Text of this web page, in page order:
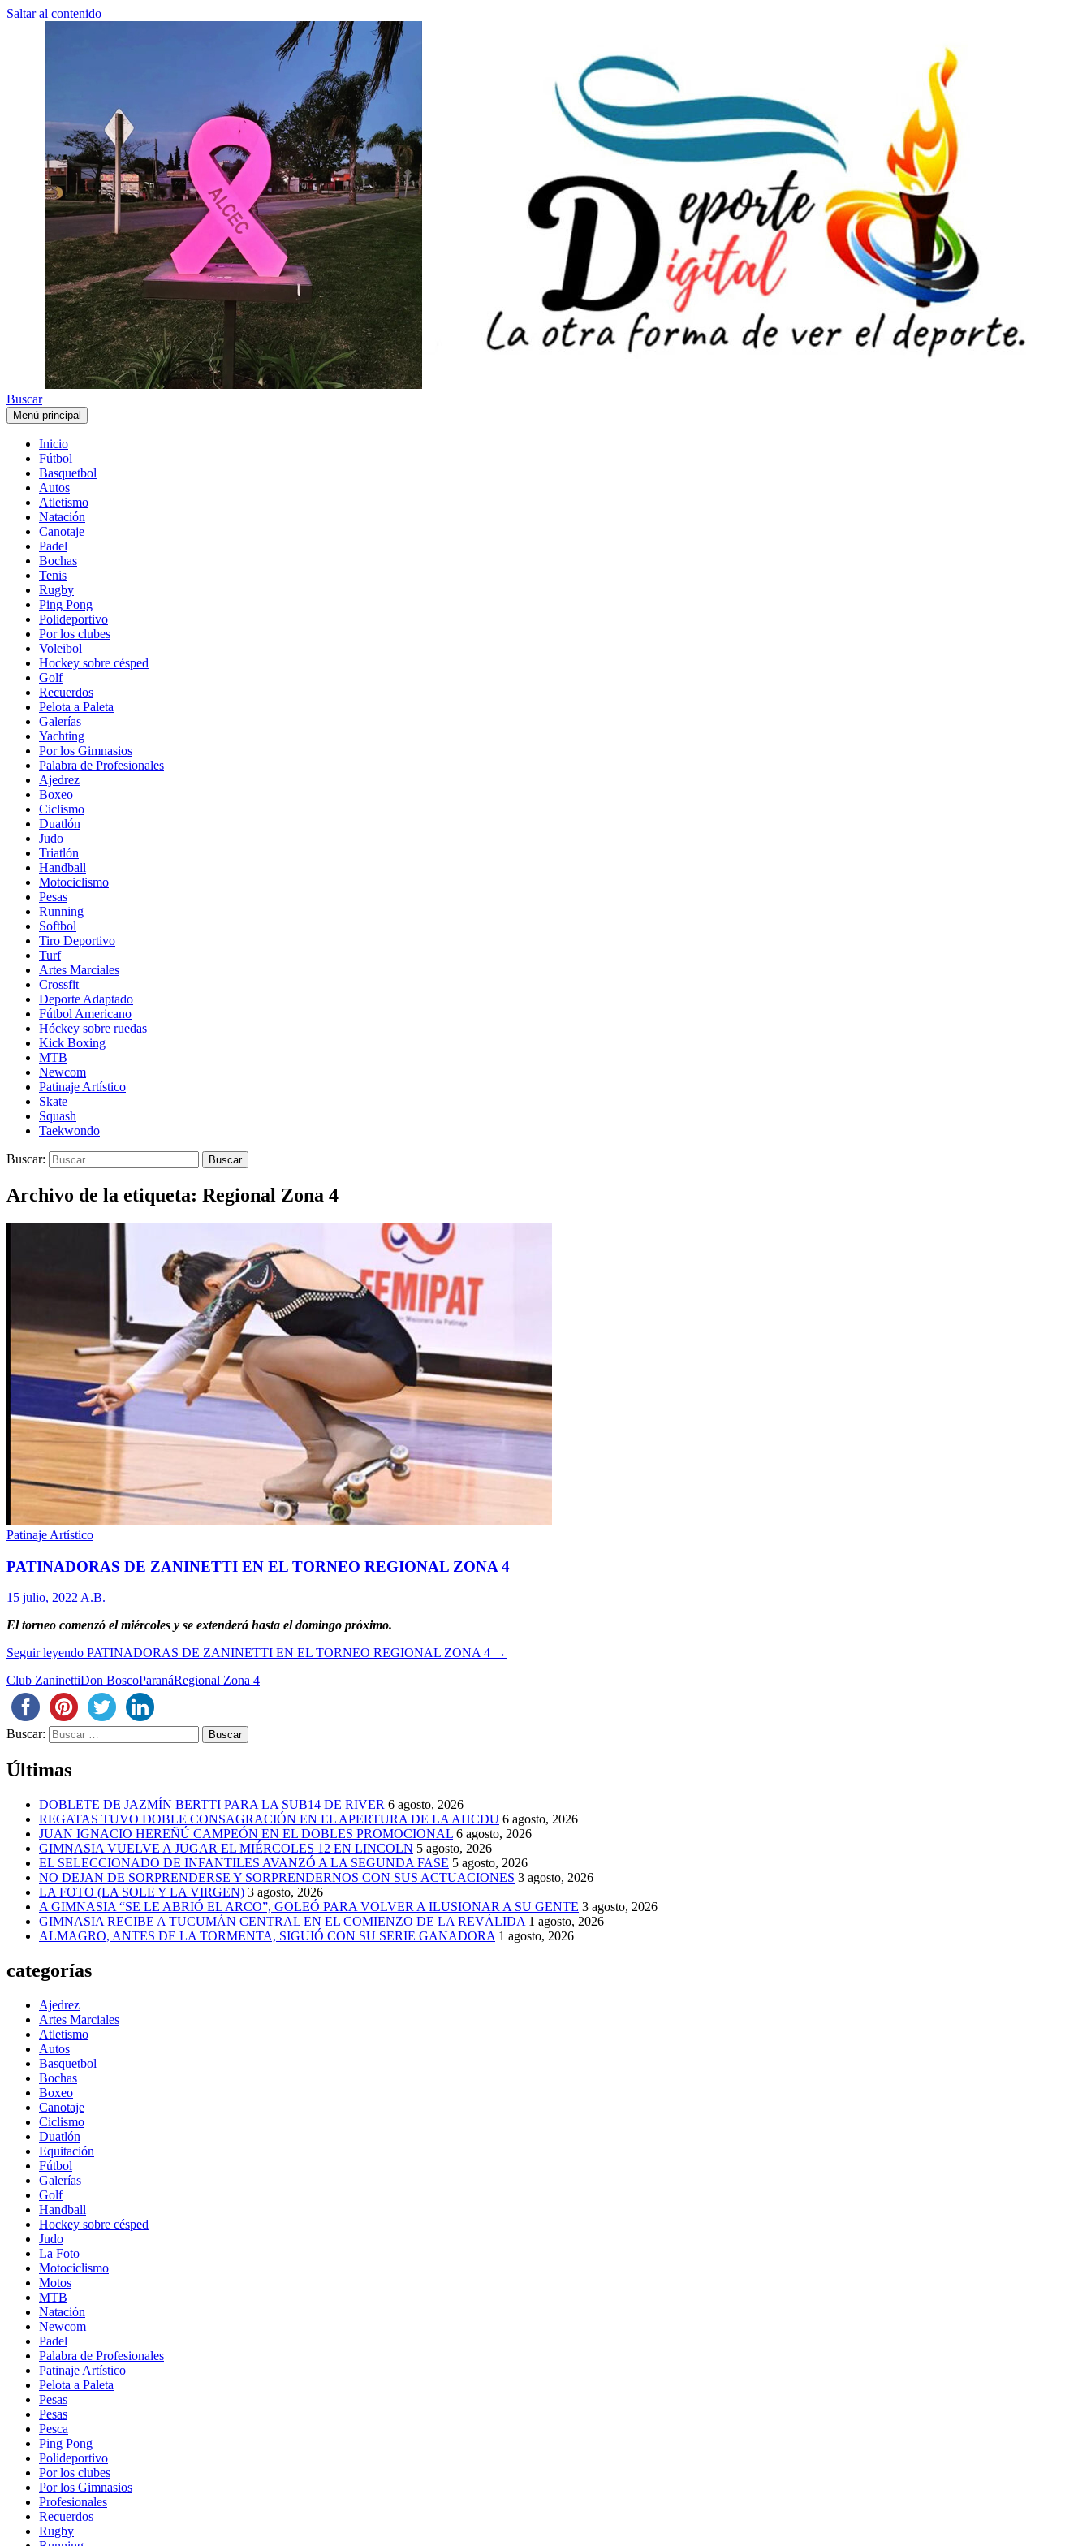
Saltar al contenido
Buscar
Menú principal
Inicio
Fútbol
Basquetbol
Autos
Atletismo
Natación
Canotaje
Padel
Bochas
Tenis
Rugby
Ping Pong
Polideportivo
Por los clubes
Voleibol
Hockey sobre césped
Golf
Recuerdos
Pelota a Paleta
Galerías
Yachting
Por los Gimnasios
Palabra de Profesionales
Ajedrez
Boxeo
Ciclismo
Duatlón
Judo
Triatlón
Handball
Motociclismo
Pesas
Running
Softbol
Tiro Deportivo
Turf
Artes Marciales
Crossfit
Deporte Adaptado
Fútbol Americano
Hóckey sobre ruedas
Kick Boxing
MTB
Newcom
Patinaje Artístico
Skate
Squash
Taekwondo
Buscar:
Archivo de la etiqueta: Regional Zona 4
Patinaje Artístico
PATINADORAS DE ZANINETTI EN EL TORNEO REGIONAL ZONA 4
15 julio, 2022 A.B.
El torneo comenzó el miércoles y se extenderá hasta el domingo próximo.
Seguir leyendo PATINADORAS DE ZANINETTI EN EL TORNEO REGIONAL ZONA 4 →
Club ZaninettiDon BoscoParanáRegional Zona 4
Buscar:
Últimas
DOBLETE DE JAZMÍN BERTTI PARA LA SUB14 DE RIVER 6 agosto, 2026
REGATAS TUVO DOBLE CONSAGRACIÓN EN EL APERTURA DE LA AHCDU 6 agosto, 2026
JUAN IGNACIO HEREÑÚ CAMPEÓN EN EL DOBLES PROMOCIONAL 6 agosto, 2026
GIMNASIA VUELVE A JUGAR EL MIÉRCOLES 12 EN LINCOLN 5 agosto, 2026
EL SELECCIONADO DE INFANTILES AVANZÓ A LA SEGUNDA FASE 5 agosto, 2026
NO DEJAN DE SORPRENDERSE Y SORPRENDERNOS CON SUS ACTUACIONES 3 agosto, 2026
LA FOTO (LA SOLE Y LA VIRGEN) 3 agosto, 2026
A GIMNASIA “SE LE ABRIÓ EL ARCO”, GOLEÓ PARA VOLVER A ILUSIONAR A SU GENTE 3 agosto, 2026
GIMNASIA RECIBE A TUCUMÁN CENTRAL EN EL COMIENZO DE LA REVÁLIDA 1 agosto, 2026
ALMAGRO, ANTES DE LA TORMENTA, SIGUIÓ CON SU SERIE GANADORA 1 agosto, 2026
categorías
Ajedrez
Artes Marciales
Atletismo
Autos
Basquetbol
Bochas
Boxeo
Canotaje
Ciclismo
Duatlón
Equitación
Fútbol
Galerías
Golf
Handball
Hockey sobre césped
Judo
La Foto
Motociclismo
Motos
MTB
Natación
Newcom
Padel
Palabra de Profesionales
Patinaje Artístico
Pelota a Paleta
Pesas
Pesas
Pesca
Ping Pong
Polideportivo
Por los clubes
Por los Gimnasios
Profesionales
Recuerdos
Rugby